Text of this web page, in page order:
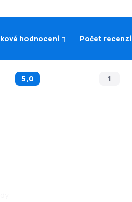
hodnocení Počet recenzí
5,0 1